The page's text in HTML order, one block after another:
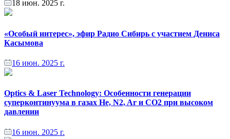
18 июн. 2025 г.
«Особый интерес», эфир Радио Сибирь с участием Дениса
Касымова
16 июн. 2025 г.
Optics & Laser Technology: Особенности генерации
суперконтинуума в газах He, N2, Ar и CO2 при высоком
давлении
16 июн. 2025 г.